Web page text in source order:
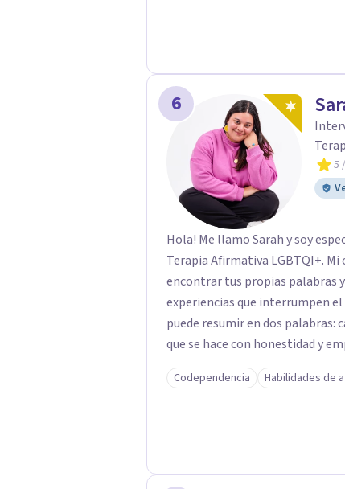
6
5
Hola! Me llamo Sarah y soy
Terapia Afirmativa LGBTQI+. Mi
encontrar tus propias palabras
experiencias que interrumpen el flujo natural
puede resumir en dos palabras:
que se hace con honestidad y
sus emociones de cada uno de mis consultantes.
de la Conducta como base y de
Codependencia Habilidades de